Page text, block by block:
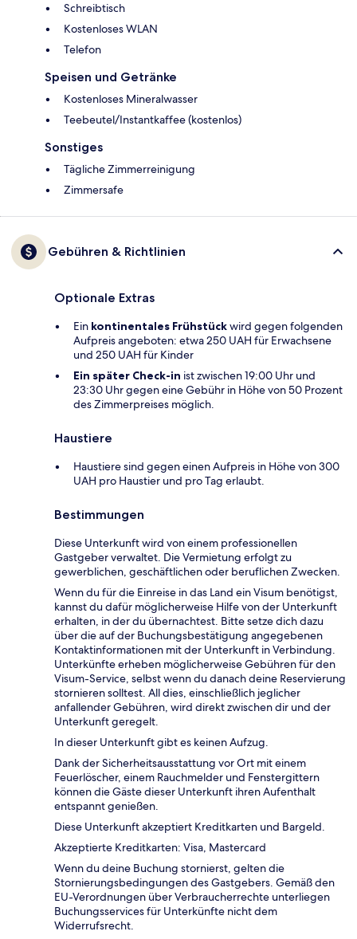
Schreibtisch
Kostenloses WLAN
Telefon
Speisen und Getränke
Kostenloses Mineralwasser
Teebeutel/Instantkaffee (kostenlos)
Sonstiges
Tägliche Zimmerreinigung
Zimmersafe
Gebühren & Richtlinien
Optionale Extras
Ein kontinentales Frühstückwird gegen folgenden
Aufpreis angeboten: etwa 250 UAH für Erwachsene
und 250 UAH für Kinder
Ein später Check-in ist zwischen 19:00 Uhr und
23:30 Uhr gegen eine Gebühr in Höhe von 50 Prozent
des Zimmerpreises möglich.
Haustiere
Haustiere sind gegen einen Aufpreis in Höhe von 300
UAH pro Haustier und pro Tag erlaubt.
Bestimmungen
Diese Unterkunft wird von einem professionellen
Gastgeber verwaltet. Die Vermietung erfolgt zu
gewerblichen, geschäftlichen oder beruflichen Zwecken.
Wenn du für die Einreise in das Land ein Visum benötigst,
kannst du dafür möglicherweise Hilfe von der Unterkunft
erhalten, in der du übernachtest. Bitte setze dich dazu
über die auf der Buchungsbestätigung angegebenen
Kontaktinformationen mit der Unterkunft in Verbindung.
Unterkünfte erheben möglicherweise Gebühren für den
Visum-Service, selbst wenn du danach deine Reservierung
stornieren solltest. All dies, einschließlich jeglicher
anfallender Gebühren, wird direkt zwischen dir und der
Unterkunft geregelt.
In dieser Unterkunft gibt es keinen Aufzug.
Dank der Sicherheitsausstattung vor Ort mit einem
Feuerlöscher, einem Rauchmelder und Fenstergittern
können die Gäste dieser Unterkunft ihren Aufenthalt
entspannt genießen.
Diese Unterkunft akzeptiert Kreditkarten und Bargeld.
Akzeptierte Kreditkarten: Visa, Mastercard
Wenn du deine Buchung stornierst, gelten die
Stornierungsbedingungen des Gastgebers. Gemäß den
EU-Verordnungen über Verbraucherrechte unterliegen
Buchungsservices für Unterkünfte nicht dem
Widerrufsrecht.